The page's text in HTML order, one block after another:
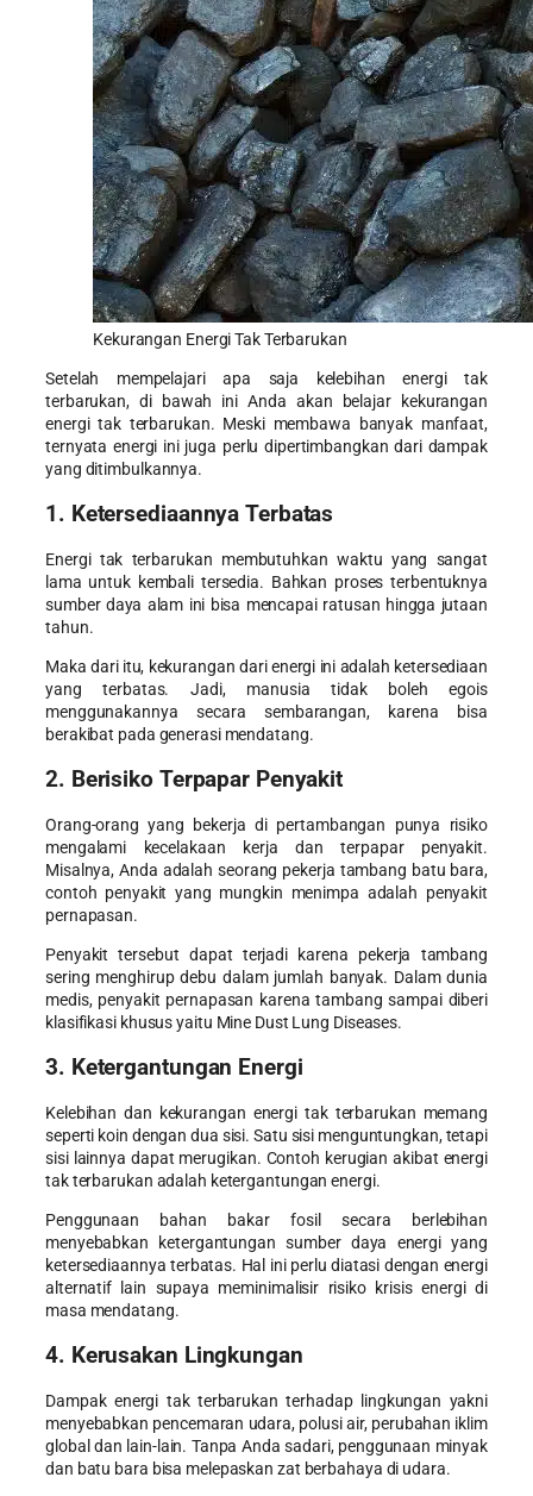
Kekurangan Energi Tak Terbarukan
Setelah mempelajari apa saja kelebihan energi tak
terbarukan, di bawah ini Anda akan belajar
kekurangan
energi tak terbarukan. Meski membawa banyak manfaat,
ternyata energi ini juga perlu dipertimbangkan dari dampak
yang ditimbulkannya.
1. Ketersediaannya Terbatas
Energi tak terbarukan membutuhkan waktu yang sangat
lama untuk kembali tersedia. Bahkan proses terbentuknya
sumber daya alam ini bisa mencapai ratusan hingga jutaan
tahun.
Maka dari itu, kekurangan dari energi ini adalah ketersediaan
yang terbatas. Jadi, manusia tidak boleh egois
menggunakannya secara sembarangan, karena bisa
berakibat pada generasi mendatang.
2. Berisiko Terpapar Penyakit
Orang-orang yang bekerja di pertambangan punya risiko
mengalami kecelakaan kerja dan terpapar penyakit.
Misalnya, Anda adalah seorang pekerja tambang batu bara,
contoh penyakit yang mungkin menimpa adalah penyakit
pernapasan.
Penyakit tersebut dapat terjadi karena pekerja tambang
sering menghirup debu dalam jumlah banyak. Dalam dunia
medis, penyakit pernapasan karena tambang sampai diberi
klasifikasi khusus yaitu Mine Dust Lung Diseases.
3. Ketergantungan Energi
Kelebihan dan kekurangan energi tak terbarukan memang
seperti koin dengan dua sisi. Satu sisi menguntungkan, tetapi
sisi lainnya dapat merugikan. Contoh kerugian akibat energi
tak terbarukan adalah ketergantungan energi.
Penggunaan bahan bakar fosil secara berlebihan
menyebabkan ketergantungan sumber daya energi yang
ketersediaannya terbatas. Hal ini perlu diatasi dengan energi
alternatif lain supaya meminimalisir risiko krisis energi di
masa mendatang.
4. Kerusakan Lingkungan
Dampak energi tak terbarukan terhadap lingkungan yakni
menyebabkan pencemaran udara, polusi air, perubahan iklim
global dan lain-lain. Tanpa Anda sadari, penggunaan minyak
dan batu bara bisa melepaskan zat berbahaya di udara.